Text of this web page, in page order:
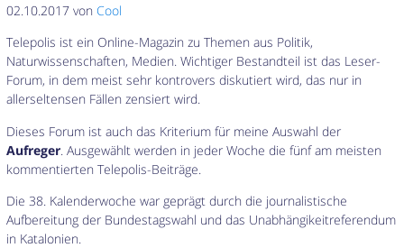
02.10.2017 vonCool
Telepolis ist ein Online-Magazin zu Themen aus Politik,
Naturwissenschaften, Medien. Wichtiger Bestandteil ist das Leser-
Forum, in dem meist sehr kontrovers diskutiert wird, das nur in
allerseltensen Fällen zensiert wird.
Dieses Forum ist auch das Kriterium für meine Auswahl der
Aufreger . Ausgewählt werden in jeder Woche die fünf am meisten
kommentierten Telepolis-Beiträge.
Die 38. Kalenderwoche war geprägt durch die journalistische
Aufbereitung der Bundestagswahl und das Unabhängikeitreferendum
in Katalonien.